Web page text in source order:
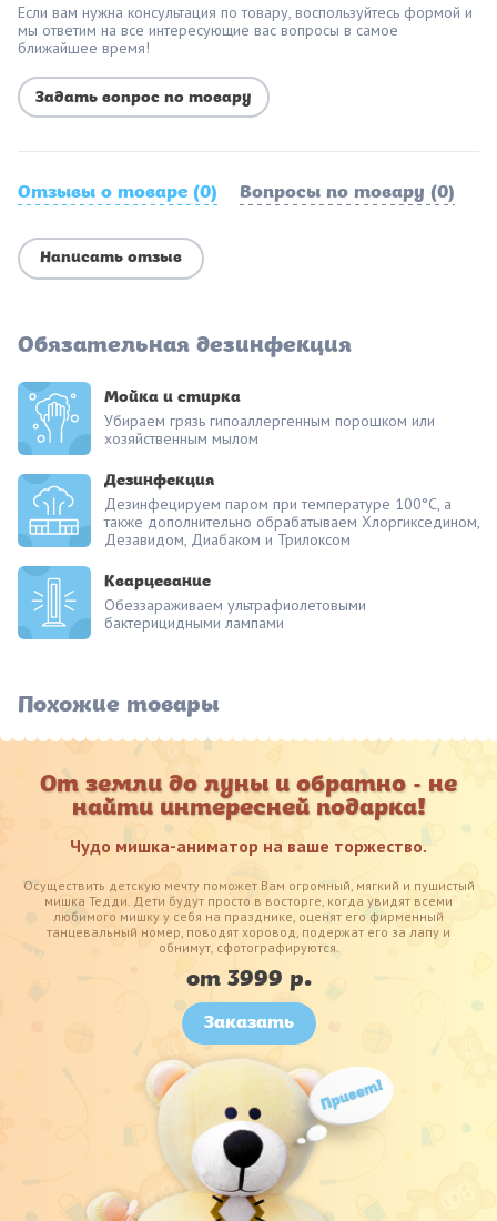
Если вам нужна консультация по товару, воспользуйтесь формой и
мы ответим на все интересующие вас вопросы в самое
ближайшее время!
Задать вопрос по товару
Отзывы о товаре (0) Вопросы по товару (0)
Написать отзыв
Обязательная дезинфекция
Мойка и стирка
Убираем грязь гипоаллергенным порошком или
хозяйственным мылом
Дезинфекция
Дезинфецируем паром при температуре 100°С, а
также дополнительно обрабатываем Хлоргикседином,
Дезавидом, Диабаком и Трилоксом
Кварцевание
Обеззараживаем ультрафиолетовыми
бактерицидными лампами
Похожие товары
От земли до луны и обратно - не
найти интересней подарка!
Чудо мишка-аниматор на ваше торжество.
Осуществить детскую мечту поможет Вам огромный, мягкий и пушистый
мишка Тедди. Дети будут просто в восторге, когда увидят всеми
любимого мишку у себя на празднике, оценят его фирменный
танцевальный номер, поводят хоровод, подержат его за лапу и
обнимут, сфотографируются.
от 3999 р.
Заказать